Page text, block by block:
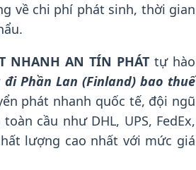
về chi phí phát sinh, thời gian
NHANH AN TÍN PHÁT tự hào
Phần Lan (Finland) bao thuế
phát nhanh quốc tế, đội ngũ
cầu như DHL, UPS, FedEx,
lượng cao nhất với mức giá